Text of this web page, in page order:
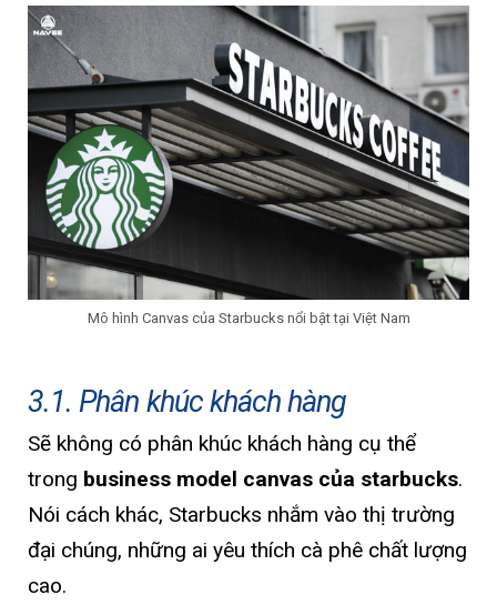
Mô hình Canvas của Starbucks nổi bật tại Việt Nam
3.1. Phân khúc khách hàng
Sẽ không có phân khúc khách hàng cụ thể
trong business model canvas của starbucks.
Nói cách khác, Starbucks nhắm vào thị trường
đại chúng, những ai yêu thích cà phê chất lượng
cao.